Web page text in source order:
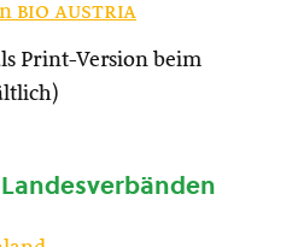
bio austria
Print-Version beim
Landesverbänden